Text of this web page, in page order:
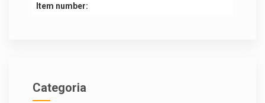
Item number:
Categoria